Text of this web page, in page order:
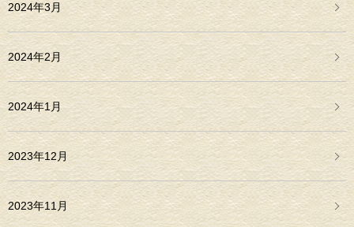
2024年3月
2024年2月
2024年1月
2023年12月
2023年11月